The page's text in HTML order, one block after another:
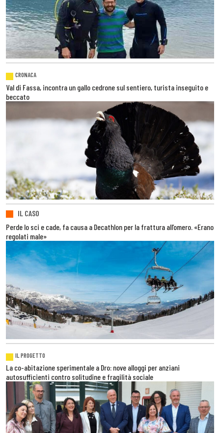
CRONACA
Val di Fassa, incontra un gallo cedrone sul sentiero, turista inseguito e
beccato
IL CASO
Perde lo sci e cade, fa causa a Decathlon per la frattura all’omero. «Erano
regolati male»
IL PROGETTO
La co-abitazione sperimentale a Dro: nove alloggi per anziani
autosufficienti contro solitudine e fragilità sociale